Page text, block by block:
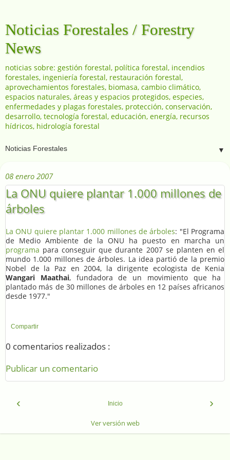
Noticias Forestales / Forestry
News
noticias sobre: gestión forestal, política forestal, incendios
forestales, ingeniería forestal, restauración forestal,
aprovechamientos forestales, biomasa, cambio climático,
espacios naturales, áreas y espacios protegidos, especies,
enfermedades y plagas forestales, protección, conservación,
desarrollo, tecnología forestal, educación, energía, recursos
hídricos, hidrología forestal
▼
08 enero 2007
La ONU quiere plantar 1.000 millones de
árboles
La ONU quiere plantar 1.000 millones de árboles: "El Programa
de Medio Ambiente de la ONU ha puesto en marcha un
programa para conseguir que durante 2007 se planten en el
mundo 1.000 millones de árboles. La idea partió de la premio
Nobel de la Paz en 2004, la dirigente ecologista de Kenia
Wangari Maathai, fundadora de un movimiento que ha
plantado más de 30 millones de árboles en 12 países africanos
desde 1977."
Compartir
0 comentarios realizados :
Publicar un comentario
‹ ›
Inicio
Ver versión web